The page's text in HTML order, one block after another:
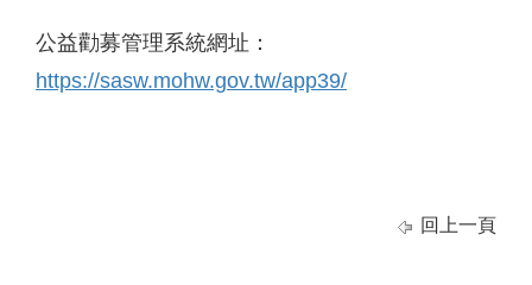
公益勸募管理系統網址：
https://sasw.mohw.gov.tw/app39/
回上一頁